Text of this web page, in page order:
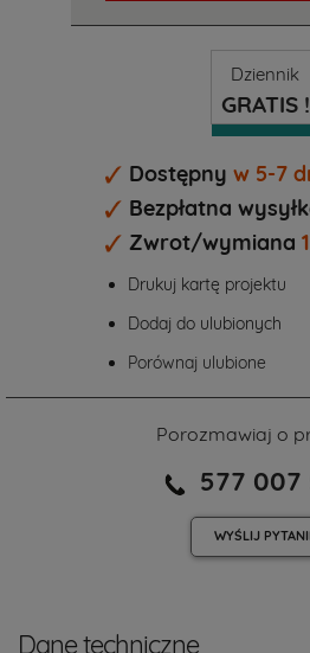
Dziennik
GRATIS !
Dostępny w 5-7
Bezpłatna
Zwrot/wymiana
Drukuj kartę projektu
Dodaj do ulubionych
Porównaj ulubione
Porozmawiaj o
577
WYŚLIJ
Dane techniczne